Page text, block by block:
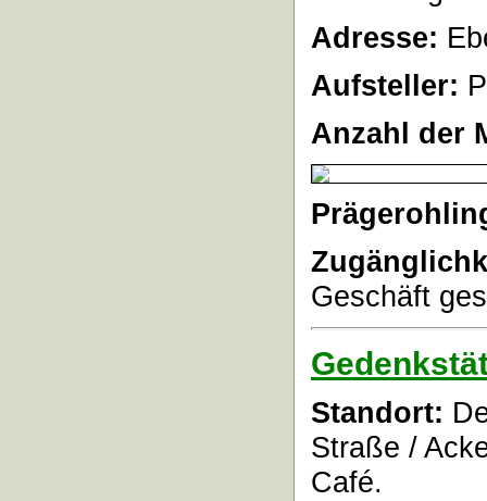
Adresse:
Aufsteller:
Anzahl der
Geschäft
Standort:
Straße /
Café.